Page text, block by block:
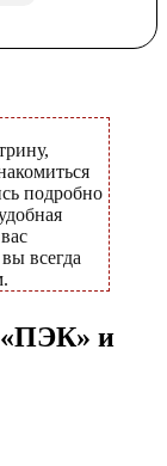
подробно
всегда
и